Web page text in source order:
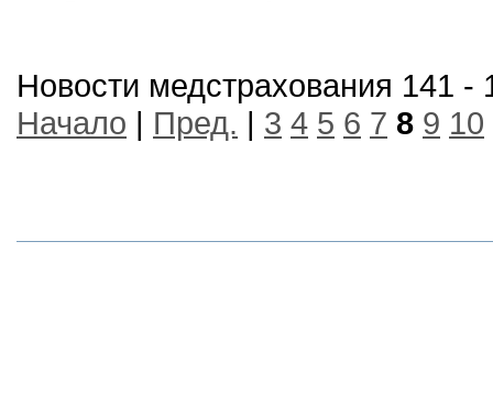
Новости медстрахования 141 -
Начало | Пред. | 3 4 5 6 7 8 9 10